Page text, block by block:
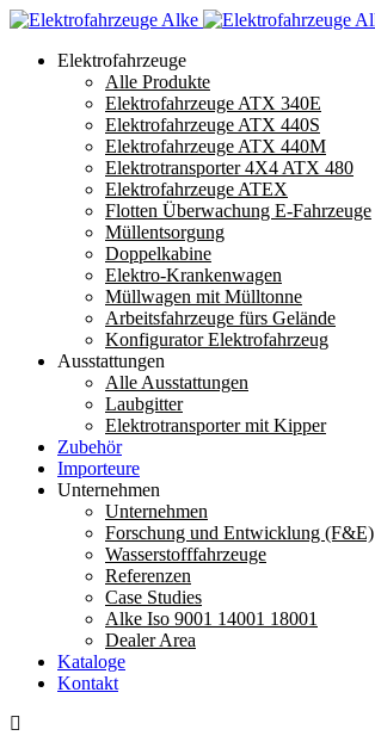
Elektrofahrzeuge
Alle Produkte
Elektrofahrzeuge ATX 340E
Elektrofahrzeuge ATX 440S
Elektrofahrzeuge ATX 440M
Elektrotransporter 4X4 ATX 480
Elektrofahrzeuge ATEX
Flotten Überwachung E-Fahrzeuge
Müllentsorgung
Doppelkabine
Elektro-Krankenwagen
Müllwagen mit Mülltonne
Arbeitsfahrzeuge fürs Gelände
Konfigurator Elektrofahrzeug
Ausstattungen
Alle Ausstattungen
Laubgitter
Elektrotransporter mit Kipper
Zubehör
Importeure
Unternehmen
Unternehmen
Forschung und Entwicklung (F&E)
Wasserstofffahrzeuge
Referenzen
Case Studies
Alke Iso 9001 14001 18001
Dealer Area
Kataloge
Kontakt